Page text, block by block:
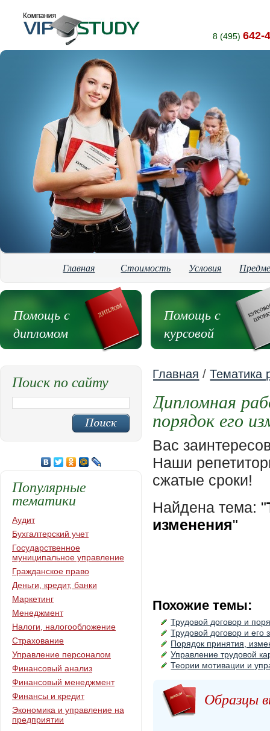
8 (495) 642-
Главная Стоимость Условия
Помощь с
дипломом
Помощь с
курсовой
Главная /Тематика
Дипломная
порядок его
Вас
Наши
сжатые сроки!
Найдена тема: "
изменения"
Похожие темы:
Трудовой договор и
Трудовой договор и его
Порядок принятия,
Управление трудовой
Теории мотивации и
Образцы
Поиск по сайту
Популярные
тематики
Аудит
Бухгалтерский учет
Государственное
муниципальное управление
Гражданское право
Деньги, кредит, банки
Маркетинг
Менеджмент
Налоги, налогообложение
Страхование
Управление персоналом
Финансовый анализ
Финансовый менеджмент
Финансы и кредит
Экономика и управление на
предприятии